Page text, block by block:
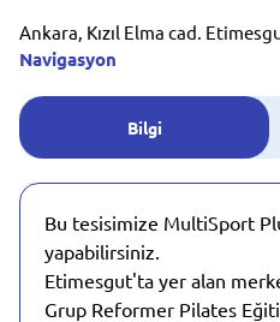
Ankara, Kızıl Elma cad.
Navigasyon
Bilgi
Bu tesisimize MultiSport
yapabilirsiniz.
Etimesgut'ta yer alan
Grup Reformer Pilates